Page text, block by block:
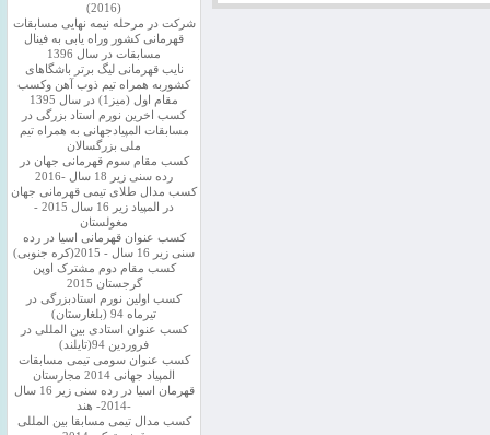
(2016)
شرکت در مرحله نیمه نهایی مسابقات
قهرمانی کشور وراه یابی به فینال
مسابقات در سال 1396
نایب قهرمانی لیگ برتر باشگاهای
کشوربه همراه تیم ذوب آهن وکسب
مقام اول (میز1) در سال 1395
کسب اخرین نورم استاد بزرگی در
مسابقات المپیادجهانی به همراه تیم
ملی بزرگسالان
کسب مقام سوم قهرمانی جهان در
رده سنی زیر 18 سال -2016
کسب مدال طلای تیمی قهرمانی جهان
در المپیاد زیر 16 سال 2015 -
مغولستان
کسب عنوان قهرمانی اسیا در رده
سنی زیر 16 سال - 2015(کره جنوبی)
کسب مقام دوم مشترک اوپن
گرجستان 2015
کسب اولین نورم استادبزرگی در
تیرماه 94 (بلغارستان)
کسب عنوان استادی بین المللی در
فروردین 94(تایلند)
کسب عنوان سومی تیمی مسابقات
المپیاد جهانی 2014 مجارستان
قهرمان اسیا در رده سنی زیر 16 سال
-2014- هند
کسب مدال تیمی مسابقا بین المللی